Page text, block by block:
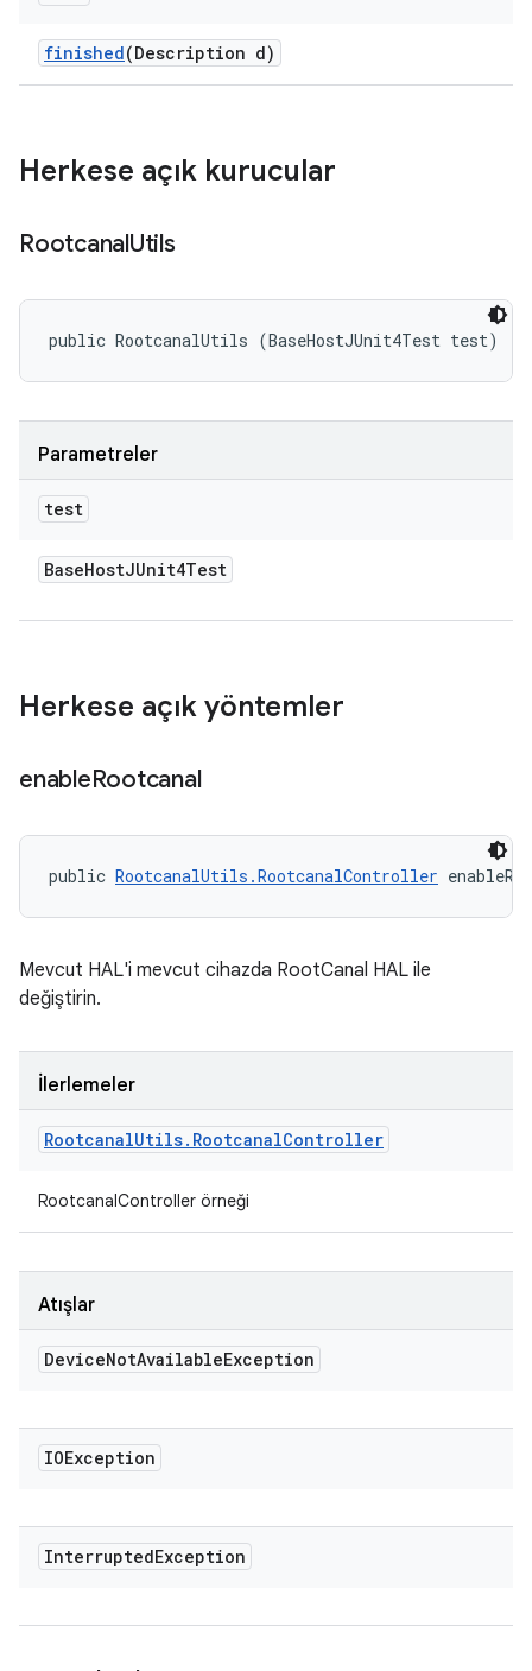
finished(Description d)
Herkese açık kurucular
RootcanalUtils
public RootcanalUtils (BaseHostJUnit4Test test)
Parametreler
test
BaseHostJUnit4Test
Herkese açık yöntemler
enableRootcanal
public RootcanalUtils.RootcanalController
Mevcut HAL'i mevcut cihazda RootCanal HAL ile
değiştirin.
İlerlemeler
RootcanalUtils. RootcanalController
RootcanalController örneği
Atışlar
DeviceNotAvailableException
IOException
InterruptedException